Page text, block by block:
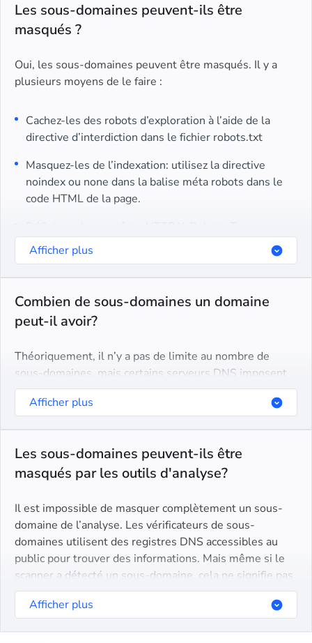
Les sous-domaines peuvent-ils être
masqués ?
Oui, les sous-domaines peuvent être masqués. Il y a
plusieurs moyens de le faire :
Cachez-les des robots d’exploration à l’aide de la
directive d’interdiction dans le fichier robots.txt
Masquez-les de l’indexation: utilisez la directive
noindex ou none dans la balise méta robots dans le
code HTML de la page.
noindex ou none sur le serveur de sous-domaine
Afficher plus
Combien de sous-domaines un domaine
peut-il avoir?
Théoriquement, il n’y a pas de limite au nombre de
sous-domaines, mais certains serveurs DNS imposent
des restrictions. Par exemple, GoDaddy limite les
utilisateurs à 500 sous-domaines.
Afficher plus
Les sous-domaines peuvent-ils être
masqués par les outils d'analyse?
Il est impossible de masquer complètement un sous-
domaine de l’analyse. Les vérificateurs de sous-
domaines utilisent des registres DNS accessibles au
public pour trouver des informations. Mais même si le
scanner a détecté un sous-domaine, cela ne signifie pas
nécessairement que la page est accessible au public:
son contenu peut être masqué.
Afficher plus